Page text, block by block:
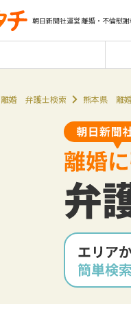
朝日新聞社運営 離婚・不倫慰
離婚 弁護士検索 熊本県 離